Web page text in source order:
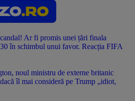
Ar fi promis unei țări finala
în schimbul unui favor. Reacția FIFA
noul ministru de externe britanic
îl mai consideră pe Trump „idiot,